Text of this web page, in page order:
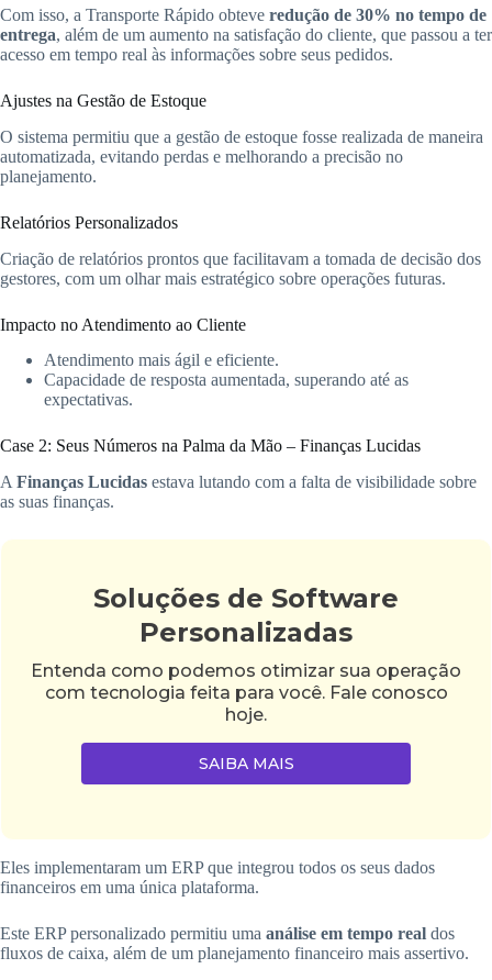
Com isso, a Transporte Rápido obteve redução de 30% no tempo de
entrega, além de um aumento na satisfação do cliente, que passou a ter
acesso em tempo real às informações sobre seus pedidos.
Ajustes na Gestão de Estoque
O sistema permitiu que a gestão de estoque fosse realizada de maneira
automatizada, evitando perdas e melhorando a precisão no
planejamento.
Relatórios Personalizados
Criação de relatórios prontos que facilitavam a tomada de decisão dos
gestores, com um olhar mais estratégico sobre operações futuras.
Impacto no Atendimento ao Cliente
Atendimento mais ágil e eficiente.
Capacidade de resposta aumentada, superando até as
expectativas.
Case 2: Seus Números na Palma da Mão – Finanças Lucidas
A Finanças Lucidas estava lutando com a falta de visibilidade sobre
as suas finanças.
Soluções de Software
Personalizadas
Entenda como podemos otimizar sua operação
com tecnologia feita para você. Fale conosco
hoje.
SAIBA MAIS
Eles implementaram um ERP que integrou todos os seus dados
financeiros em uma única plataforma.
Este ERP personalizado permitiu uma análise em tempo real dos
fluxos de caixa, além de um planejamento financeiro mais assertivo.